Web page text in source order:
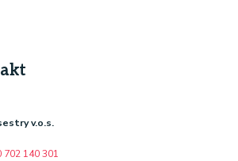
v.o.s.
702 140 301